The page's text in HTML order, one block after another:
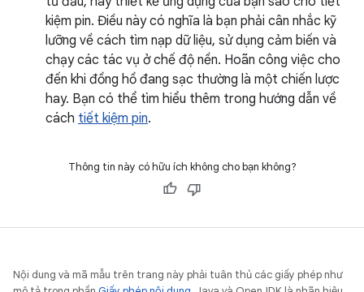
kiệm pin. Điều này có nghĩa là bạn phải cân nhắc kỹ
lưỡng về cách tìm nạp dữ liệu, sử dụng cảm biến và
chạy các tác vụ ở chế độ nền. Hoãn công việc cho
đến khi đồng hồ đang sạc thường là một chiến lược
hay. Bạn có thể tìm hiểu thêm trong hướng dẫn về
cách tiết kiệm pin.
Thông tin này có hữu ích không cho bạn không?
Nội dung và mã mẫu trên trang này phải tuân thủ các giấy phép như